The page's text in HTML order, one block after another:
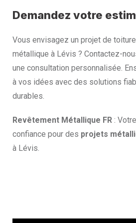
Demandez votre
Vous envisagez un projet de
métallique à Lévis ? Contactez-
une consultation personnalisée.
à vos idées avec des solutions
durables.
Revêtement Métallique FR :
confiance pour des projets
à Lévis.